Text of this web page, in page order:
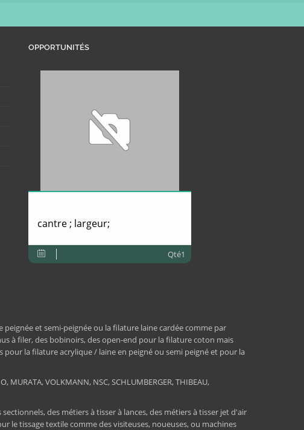
OPPORTUNITÉS
cantre ; largeur;
Qté1
et semi-peignée ou la filature laine cardée comme par
à filer, des bobinoirs, des open-end pour la filature coton mais
pour la filature acrylique / laine en peigné ou semi peigné et pour la
MURATA, VOLKMANN, NSC, SCHLUMBERGER, THIBEAU,
des métiers à tisser à lances, des métiers à tisser jet d'air
le tissage textile comme des visiteuses, noueuses, ou machines